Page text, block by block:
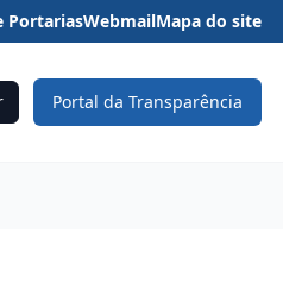
PortariasWebmailMapa do site
Portal da Transparência